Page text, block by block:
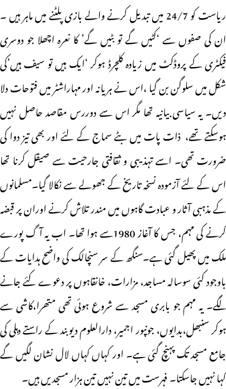
ریاست کو 24/7 میں تبدیل کرنے والے بازی پلٹنے میں ماہر ہیں ۔
ان کی صفوں سے ‘کٹیں گے تو بٹیں گے’ کا نعرہ اچھلا جو دوسری
فیکٹری کے پروڈکٹ میں زیادہ کلچرڈ ہوکر ‘ایک ہیں تو سیف ہیں’کی
شکل میں سلوگن بن گیا ،اس نے ہریانہ اور مہاراشٹر میں فتوحات دلا
دیں۔ یہ سیاسی بیانیہ تھا مگر اس سے دوررس مقاصد حاصل نہیں
ہوسکتے تھے، ذات پات میں بٹے سماج کے لئے اور بھی تیز دوا کی
ضرورت تھی۔ اسے تہذیبی و ثقافتی جارحیت سے صیقل کرنا تھا
اس کے لئے آزمودہ نسخہ تاریخ کے جھولے سے نکالا گیا۔مسلمانوں
کے مذہبی آثار و عبادت گاہوں میں مندر تلاش کرنے اوران پر قبضہ
کرنے کی مہم، جس کا آغاز 1980سے ہوا تھا۔ اب یہ آگ پورے
ملک میں پھیل گئی ہے۔سنگھ کے سر سنچالک کی واضح ہدایات کے
باوجود کئی سوسالہ مساجد، مزارات، خانقاہوں پر دعوے کئے جانے
لگے۔ یہ مہم جو بابری مسجد سے شروع ہوئی تھی متھرا،کاشی سے
ہوکر سنبھل،بدایوں، جونپور اجمیر، دارالعلوم دیوبند کے راستے دہلی کی
جامع مسجد تک پہنچ گئی ہے۔ اور کہاں کہاں لال نشان لگیں گے
کہا نہیں جاسکتا۔ فہرست میں تین نہیں تین ہزار مسجدیں ہیں۔